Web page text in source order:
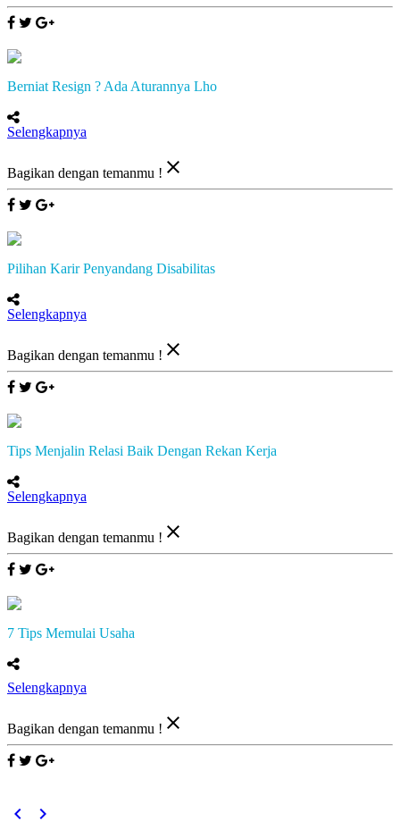
Berniat Resign ? Ada Aturannya Lho
Selengkapnya
Bagikan dengan temanmu ! close
Pilihan Karir Penyandang Disabilitas
Selengkapnya
Bagikan dengan temanmu ! close
Tips Menjalin Relasi Baik Dengan Rekan Kerja
Selengkapnya
Bagikan dengan temanmu ! close
7 Tips Memulai Usaha
Selengkapnya
Bagikan dengan temanmu ! close
keyboard_arrow_left keyboard_arrow_right